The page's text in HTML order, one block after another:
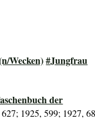
Wecken)#Jungfrau
der
1925, 599; 1927,